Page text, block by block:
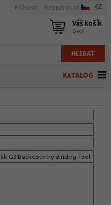
HLEDAT
Přihlásit Registrovat CZ
Váš košík
0 Kč
KATALOG